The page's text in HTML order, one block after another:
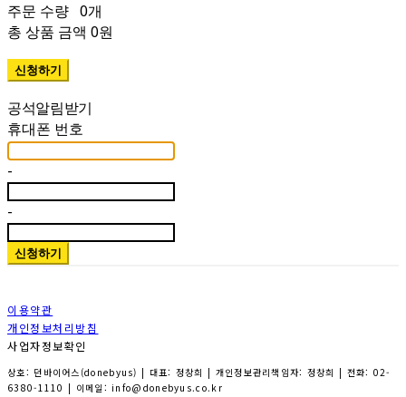
주문 수량 0개
총 상품 금액 0원
휴대폰 번호
-
-
신청하기
이용약관
개인정보처리방침
사업자정보확인
상호: 던바이어스(donebyus) | 대표: 정창희 | 개인정보관리책임자: 정창희 | 전화: 02-
6380-1110 | 이메일: info@donebyus.co.kr